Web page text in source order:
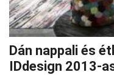
Dán nappali és
IDdesign 2013-